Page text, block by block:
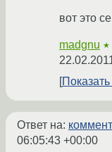
вот это
madgnu
Ответ на:
06:05:43 +00:00